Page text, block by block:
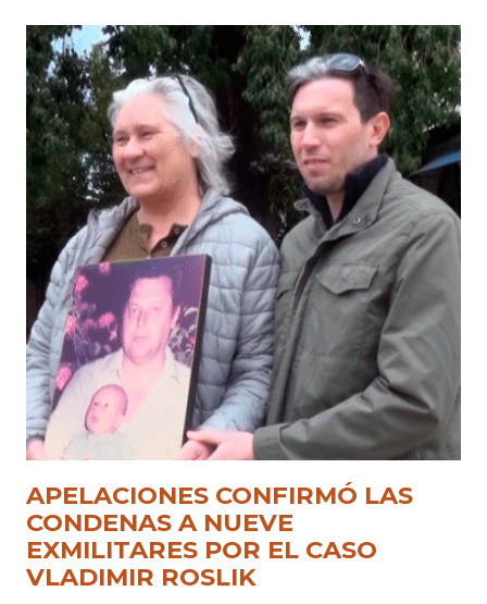
APELACIONES CONFIRMÓ LAS
CONDENAS A NUEVE
EXMILITARES POR EL CASO
VLADIMIR ROSLIK